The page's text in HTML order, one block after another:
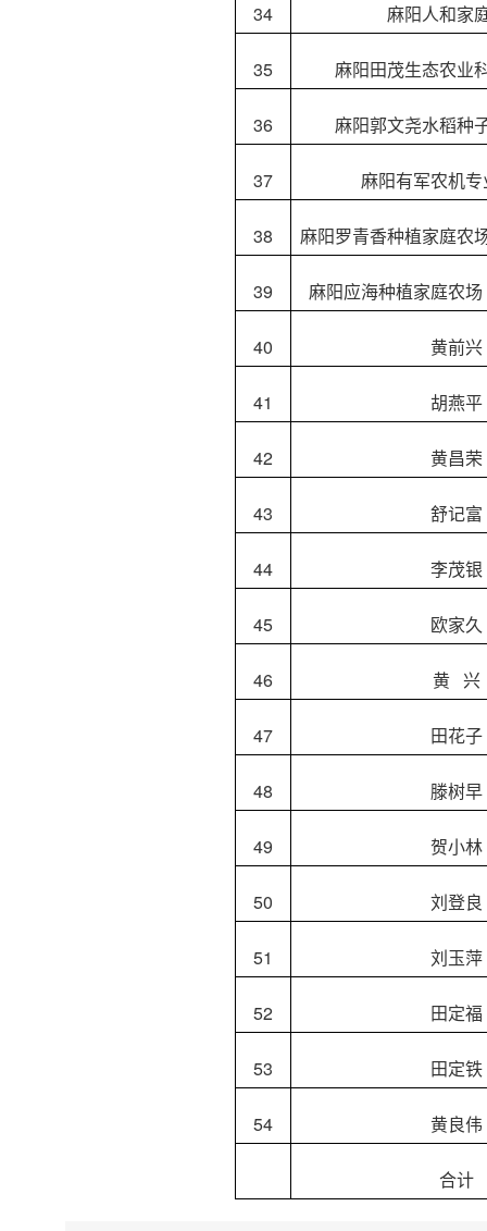
34 麻阳人和家
35 麻阳田茂生态农业
36 麻阳郭文尧水稻种
37 麻阳有军农机
38 麻阳罗青香种植家庭农
39 麻阳应海种植家庭农
40 黄前兴
41 胡燕平
42 黄昌荣
43 舒记富
44 李茂银
45 欧家久
46 黄 兴
47 田花子
48 滕树早
49 贺小林
50 刘登良
51 刘玉萍
52 田定福
53 田定铁
54 黄良伟
合计